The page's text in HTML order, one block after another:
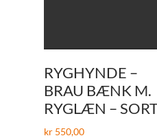
RYGHYNDE –
BRAU BÆNK M.
RYGLÆN –
kr550,00